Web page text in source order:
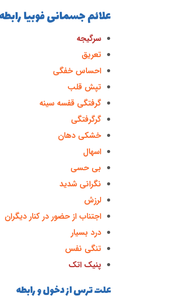
علائم جسمانی فوبیا
سرگیجه
تعریق
احساس خفگی
تپش قلب
گرفتگی قفسه سینه
گرگرفتگی
خشکی دهان
اسهال
بی حسی
نگرانی شدید
لرزش
اجتناب از حضور در کنار دیگران
درد بسیار
تنگی نفس
پنیک اتک
علت ترس از دخول و رابطه